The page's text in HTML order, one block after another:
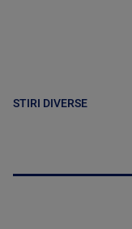
STIRI DIVERSE